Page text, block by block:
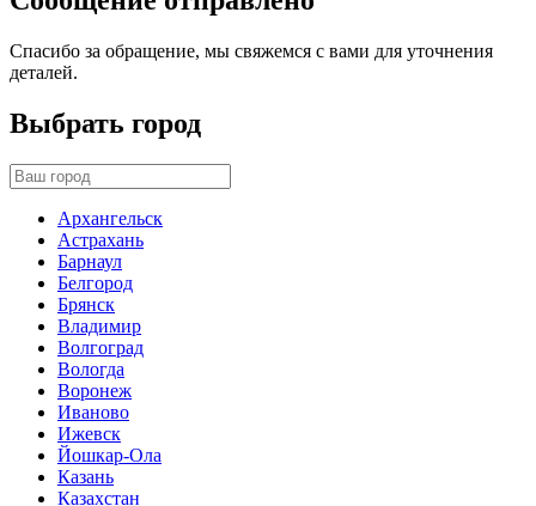
Спасибо за обращение, мы свяжемся с вами для уточнения
деталей.
Выбрать город
Архангельск
Астрахань
Барнаул
Белгород
Брянск
Владимир
Волгоград
Вологда
Воронеж
Иваново
Ижевск
Йошкар-Ола
Казань
Казахстан